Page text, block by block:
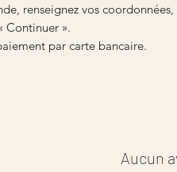
renseignez vos
Continuer ».
par carte bancaire.
Aucun